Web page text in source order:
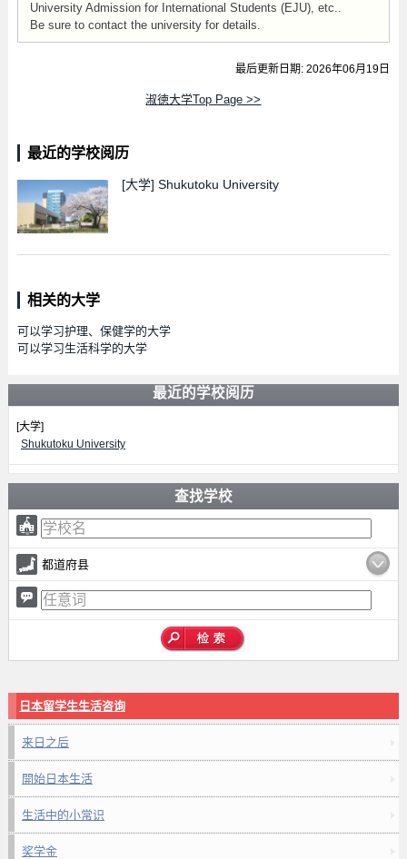
University Admission for International Students (EJU), etc..
Be sure to contact the university for details.
最后更新日期: 2026年06月19日
淑徳大学Top Page >>
最近的学校阅历
[大学] Shukutoku University
相关的大学
可以学习护理、保健学的大学
可以学习生活科学的大学
最近的学校阅历
[大学]
Shukutoku University
查找学校
都道府县
日本留学生生活咨询
来日之后
開始日本生活
生活中的小常识
奖学金